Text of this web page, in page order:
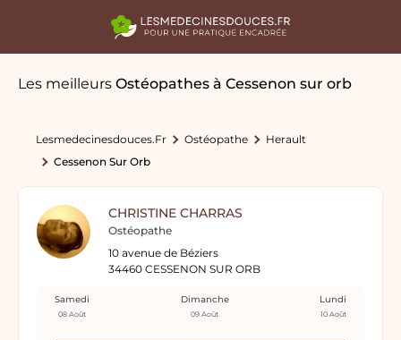
Les meilleurs Ostéopathes à Cessenon sur orb
Lesmedecinesdouces.fr Ostéopathe
Herault
Cessenon Sur Orb
CHRISTINE CHARRAS
Ostéopathe
10 avenue de Béziers
34460 CESSENON SUR ORB
Samedi
08 Août
Dimanche
09 Août
Lundi
10 Août